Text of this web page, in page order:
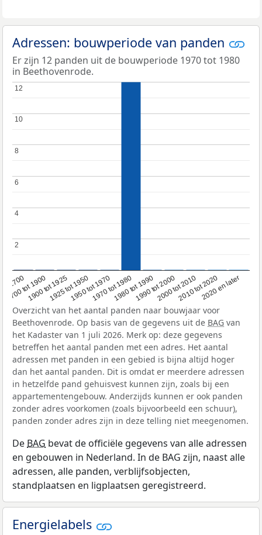
Adressen: bouwperiode van panden
Er zijn 12 panden uit de bouwperiode 1970 tot 1980
in Beethovenrode.
1700
1700 tot 1900
1900 tot 19251925 tot 19501950 tot 19701970 tot 19801980 tot 19901990 tot 20002000 tot 20102010 tot 20202020 en later
2
2
4
4
6
6
8
8
10
10
12
12
Overzicht van het aantal panden naar bouwjaar voor
Beethovenrode. Op basis van de gegevens uit de BAG van
het Kadaster van 1 juli 2026. Merk op: deze gegevens
betreffen het aantal panden met een adres. Het aantal
adressen met panden in een gebied is bijna altijd hoger
dan het aantal panden. Dit is omdat er meerdere adressen
in hetzelfde pand gehuisvest kunnen zijn, zoals bij een
appartementengebouw. Anderzijds kunnen er ook panden
zonder adres voorkomen (zoals bijvoorbeeld een schuur),
panden zonder adres zijn in deze telling niet meegenomen.
De BAG bevat de officiële gegevens van alle adressen
en gebouwen in Nederland. In de BAG zijn, naast alle
adressen, alle panden, verblijfsobjecten,
standplaatsen en ligplaatsen geregistreerd.
Energielabels